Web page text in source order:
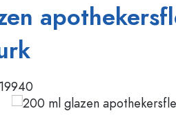
Flessen per merk
Glazen flessen 100 ml